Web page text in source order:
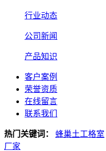
行业动态
公司新闻
产品知识
客户案例
荣誉资质
在线留言
联系我们
热门关键词： 蜂巢土工格室
厂家